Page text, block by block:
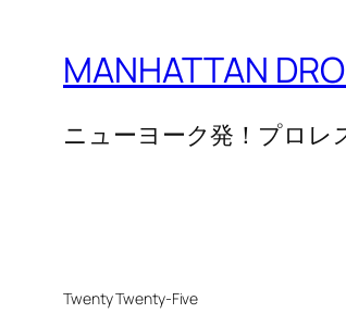
MANHATTAN
ニューヨーク発！プロ
Twenty Twenty-Five